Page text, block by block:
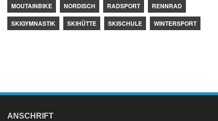
MOUTAINBIKE
NORDISCH RADSPORT
RENNRAD
SKIGYMNASTIK
SKIHÜTTE SKISCHULE WINTERSPORT
ANSCHRIFT